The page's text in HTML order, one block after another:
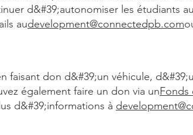
d&#39;autonomiser les étudiants
audevelopment@connectedpb.com
faisant don d&#39;un véhicule,
également faire un don via unFonds
d&#39;informations à